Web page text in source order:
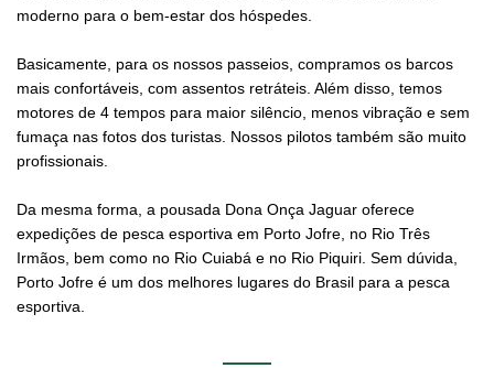
moderno para o bem-estar dos hóspedes.
Basicamente, para os nossos passeios, compramos os barcos
mais confortáveis, com assentos retráteis. Além disso, temos
motores de 4 tempos para maior silêncio, menos vibração e sem
fumaça nas fotos dos turistas. Nossos pilotos também são muito
profissionais.
Da mesma forma, a pousada Dona Onça Jaguar oferece
expedições de pesca esportiva em Porto Jofre, no Rio Três
Irmãos, bem como no Rio Cuiabá e no Rio Piquiri. Sem dúvida,
Porto Jofre é um dos melhores lugares do Brasil para a pesca
esportiva.